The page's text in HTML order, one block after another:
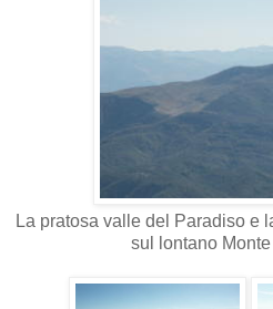
La pratosa valle del Paradiso e
sul lontano